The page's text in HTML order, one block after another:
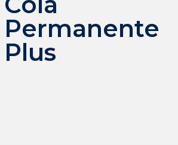
Permanente
Plus